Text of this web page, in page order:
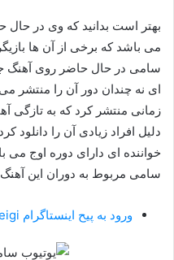
بهتر است بدانید که وی در
می باشد که برخی از آن ها
سامی در حال حاضر روی آهنگ
ای نه چندان دور آن را منتشر
زمانی منتشر کرد که به تازگی
دلیل افراد زیادی آن را دانلود
خواننده ای دارای دوره اوج
سامی مربوط به دوران این
ورود به پیح اینستاگرام sami beigi